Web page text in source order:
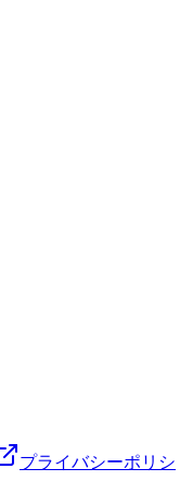
京王リトナード稲城4
ご案内可能です。ペ
サージよりも
チ』を取り入れたリ
営業時間:11時～20時
京王リトナード稲城4
プライバシーポリシ